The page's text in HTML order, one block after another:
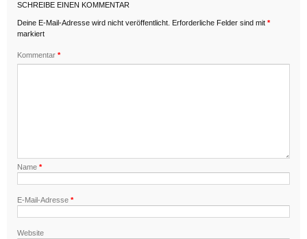
SCHREIBE EINEN KOMMENTAR
Deine E-Mail-Adresse wird nicht veröffentlicht. Erforderliche Felder sind mit *
markiert
Kommentar *
Name *
E-Mail-Adresse *
Website